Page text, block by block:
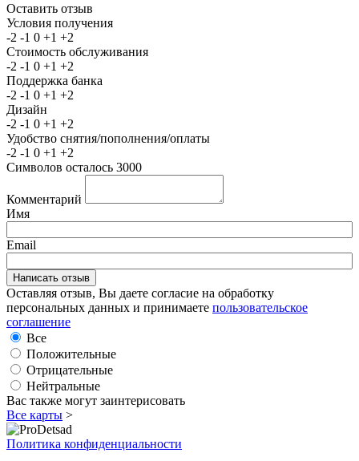
Оставить отзыв
Условия получения
-2 -1 0 +1 +2
Стоимость обслуживания
-2 -1 0 +1 +2
Поддержка банка
-2 -1 0 +1 +2
Дизайн
-2 -1 0 +1 +2
Удобство снятия/пополнения/оплаты
-2 -1 0 +1 +2
Символов осталось 3000
Комментарий
Имя
Email
Оставляя отзыв, Вы даете согласие на обработку
персональных данных и принимаете пользовательское
соглашение
Все
Положительные
Отрицательные
Нейтральные
Вас также могут заинтерисовать
Все карты >
Политика конфиденциальности